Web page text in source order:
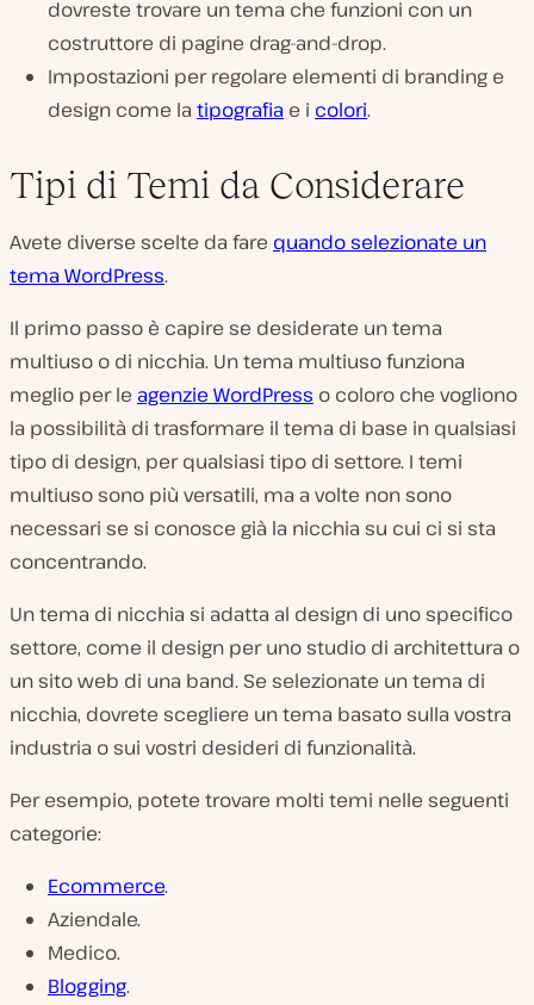
dovreste trovare un tema che funzioni con un
costruttore di pagine drag-and-drop.
Impostazioni per regolare elementi di branding e
design come la tipografia e i colori.
Tipi di Temi da Considerare
Avete diverse scelte da fare quando selezionate un
tema WordPress.
Il primo passo è capire se desiderate un tema
multiuso o di nicchia. Un tema multiuso funziona
meglio per le agenzie WordPress o coloro che vogliono
la possibilità di trasformare il tema di base in qualsiasi
tipo di design, per qualsiasi tipo di settore. I temi
multiuso sono più versatili, ma a volte non sono
necessari se si conosce già la nicchia su cui ci si sta
concentrando.
Un tema di nicchia si adatta al design di uno specifico
settore, come il design per uno studio di architettura o
un sito web di una band. Se selezionate un tema di
nicchia, dovrete scegliere un tema basato sulla vostra
industria o sui vostri desideri di funzionalità.
Per esempio, potete trovare molti temi nelle seguenti
categorie:
Ecommerce.
Aziendale.
Medico.
Blogging.